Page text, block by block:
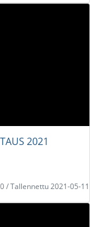
2021
/ Tallennettu 2021-05-11